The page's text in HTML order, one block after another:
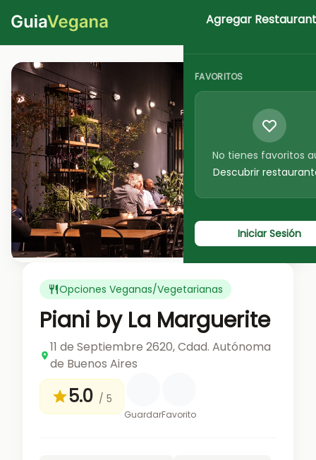
Iniciar Sesion
Agregar
FAVORITOS
No tienes favoritos
Descubrir
Iniciar Sesión
Ver foto
Opciones Veganas/Vegetarianas
Piani by La Marguerite
11 de Septiembre 2620, Cdad. Autónoma
de Buenos Aires
5.0 / 5
GuardarFavorito